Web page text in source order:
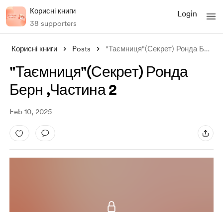
Корисні книги
38 supporters
Login
Корисні книги Posts "Таємниця"(Секрет) Ронда Берн
"Таємниця"(Секрет) Ронда
Берн ,Частина 2
Feb 10, 2025